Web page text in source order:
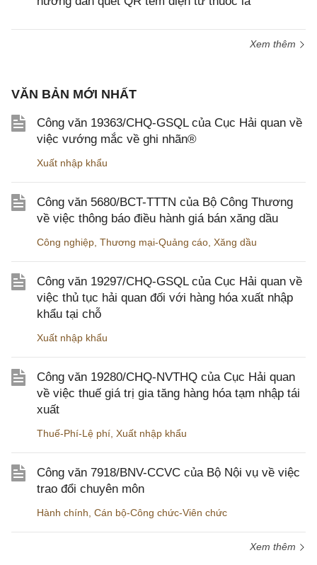
Xem thêm
VĂN BẢN MỚI NHẤT
Công văn 19363/CHQ-GSQL của Cục Hải quan về
việc vướng mắc về ghi nhãn®
Xuất nhập khẩu
Công văn 5680/BCT-TTTN của Bộ Công Thương
về việc thông báo điều hành giá bán xăng dầu
Công nghiệp Thương mại-Quảng cáo Xăng dầu
Công văn 19297/CHQ-GSQL của Cục Hải quan về
việc thủ tục hải quan đối với hàng hóa xuất nhập
khẩu tại chỗ
Xuất nhập khẩu
Công văn 19280/CHQ-NVTHQ của Cục Hải quan
về việc thuế giá trị gia tăng hàng hóa tạm nhập tái
xuất
Thuế-Phí-Lệ phí Xuất nhập khẩu
Công văn 7918/BNV-CCVC của Bộ Nội vụ về việc
trao đổi chuyên môn
Hành chính Cán bộ-Công chức-Viên chức
Xem thêm